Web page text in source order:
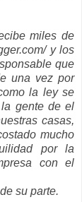
miles de
y los
que
una vez por
la ley se
gente de el
casas,
mucho
por la
con el
su parte.